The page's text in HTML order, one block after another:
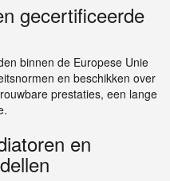
gecertificeerde
binnen de Europese Unie
en beschikken over
prestaties, een lange
en